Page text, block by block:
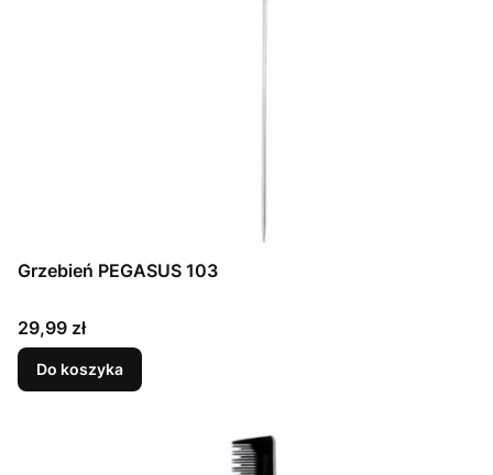
Grzebień PEGASUS 103
Cena
29,99 zł
Do koszyka